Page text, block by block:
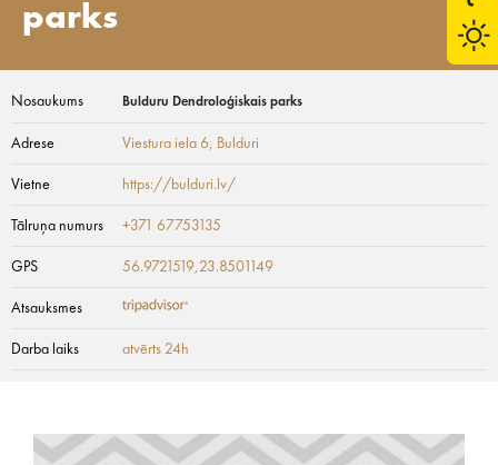
parks
Nosaukums Bulduru Dendroloģiskais parks
Adrese Viestura iela 6, Bulduri
Vietne https://bulduri.lv/
Tālruņa numurs +371 67753135
GPS 56.9721519,23.8501149
Atsauksmes
Darba laiks atvērts 24h